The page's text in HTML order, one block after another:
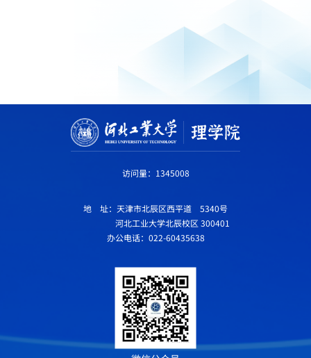
访问量： 1345008
地 址：天津市北辰区西平道 5340号
河北工业大学北辰校区 300401
办公电话：022-60435638